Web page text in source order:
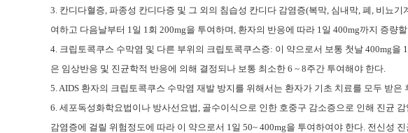
3. 칸디다혈증, 파종성 칸디다증 및 그 외의 침습성 칸디다 감염증(복막, 심내막, 폐, 비뇨
여하고 다음날부터 1일 1회 200mg을 투여하며, 환자의 반응에 따라 1일 400mg까지 증량
4. 크립토콕쿠스 수막염 및 다른 부위의 크립토콕쿠스증: 이 약으로서 보통 첫날 400mg을
은 임상반응 및 진균학적 반응에 의해 결정되나 보통 최소한 6 ~ 8주간 투여해야 한다.
5. AIDS 환자의 크립토콕쿠스 수막염 재발 방지를 위해서는 환자가 기초 치료를 모두 받
6. 세포독성화학요법이나 방사선요법, 골수이식으로 인한 호중구 감소증으로 인해 진균
감염증에 걸릴 위험정도에 따라 이 약으로서 1일 50~ 400mg을 투여하여야 한다. 전신성